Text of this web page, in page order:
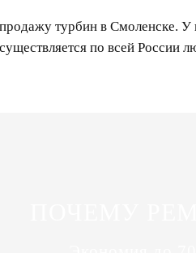
турбин в Смоленске. У
по всей